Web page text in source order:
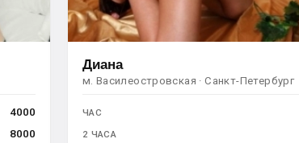
4000
8000
Диана
м. Василеостровская · Санкт-Петербург
ЧАС
2 ЧАСА